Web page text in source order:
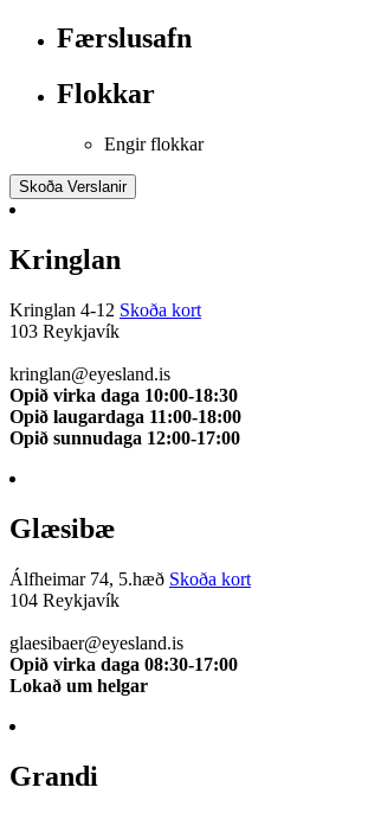
Færslusafn
Flokkar
Engir flokkar
Skoða Verslanir
Kringlan
Kringlan 4-12 Skoða kort
103 Reykjavík
kringlan@eyesland.is
Opið virka daga 10:00-18:30
Opið laugardaga 11:00-18:00
Opið sunnudaga 12:00-17:00
Glæsibæ
Álfheimar 74, 5.hæð Skoða kort
104 Reykjavík
glaesibaer@eyesland.is
Opið virka daga 08:30-17:00
Lokað um helgar
Grandi